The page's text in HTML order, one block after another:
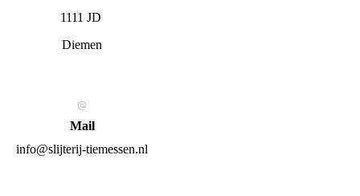
1111 JD
Diemen
Mail
info@slijterij-tiemessen.nl